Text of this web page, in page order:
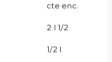
cte enc.
2 l 1/2
1/2 l